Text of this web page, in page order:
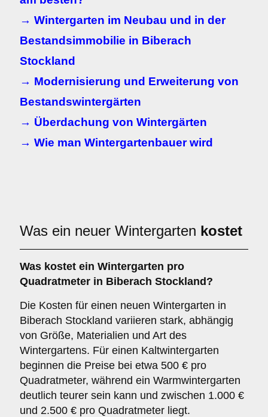
→ Wintergarten im Neubau und in der
Bestandsimmobilie in Biberach
Stockland
→ Modernisierung und Erweiterung von
Bestandswintergärten
→ Überdachung von Wintergärten
→ Wie man Wintergartenbauer wird
Was ein neuer Wintergarten kostet
Was kostet ein Wintergarten pro
Quadratmeter in Biberach Stockland?
Die Kosten für einen neuen Wintergarten in
Biberach Stockland variieren stark, abhängig
von Größe, Materialien und Art des
Wintergartens. Für einen Kaltwintergarten
beginnen die Preise bei etwa 500 € pro
Quadratmeter, während ein Warmwintergarten
deutlich teurer sein kann und zwischen 1.000 €
und 2.500 € pro Quadratmeter liegt.